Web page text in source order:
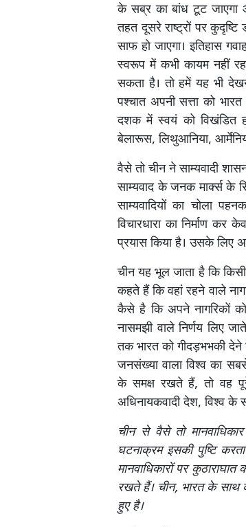
के सब्र का बांध टूट जाएगा
तहत दूसरे राष्ट्रों पर
साफ हो जाएगा। इतिहास
स्वरूप में कभी कायम नहीं
सकता है। तो हमें यह भी
पश्चात अपनी सत्ता को
दशक में स्वयं को विखंडित
बेलारूस, लिथुआनिया,
वैसे तो चीन ने साम्यवादी
साम्यवाद के जनक मार्क्स के
साम्यवादियों का चोला
विचारधारा का निर्माण कर
प्रयास किया है। उसके लिए
चीन यह भूल जाता है कि किसी
कहते हैं कि वहां रहने वाले
कैसे है कि अपने नागरिकों
नासमझी वाले निर्णय लिए
तक भारत को गीदड़भभकी देने
जनसंख्या वाला विश्व का
के समक्ष रखते हैं, तो वह
अधिनायकवादी देश, विश्व
चीन से वैसे तो
घटनाक्रम इसकी पुष्टि
मानवाधिकारों पर
रखते हैं। चीन, भारत के साथ
हुए है।